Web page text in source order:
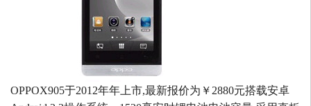
OPPOX905于2012年年上市,最新报价为￥2880元搭载安卓